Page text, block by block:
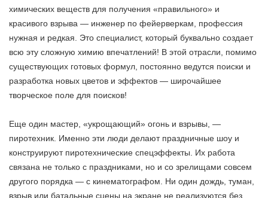
химических веществ для получения «правильного» и
красивого взрыва — инженер по фейерверкам, профессия
нужная и редкая. Это специалист, который буквально создает
всю эту сложную химию впечатлений! В этой отрасли, помимо
существующих готовых формул, постоянно ведутся поиски и
разработка новых цветов и эффектов — широчайшее
творческое поле для поисков!
Еще один мастер, «укрощающий» огонь и взрывы, —
пиротехник. Именно эти люди делают праздничные шоу и
конструируют пиротехнические спецэффекты. Их работа
связана не только с праздниками, но и со зрелищами совсем
другого порядка — с кинематографом. Ни один дождь, туман,
взрыв или батальные сцены на экране не реализуются без